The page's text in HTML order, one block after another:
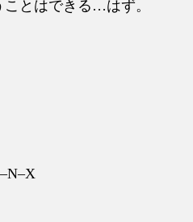
とはできる…はず。